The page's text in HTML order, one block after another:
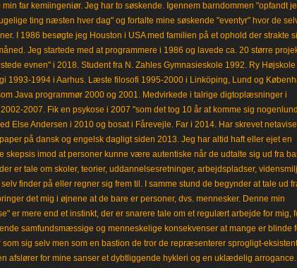
min far kemiingeniør. Jeg har to søskende. Igennem barndommen "opfandt
ting næsten hver dag" og fortalte mine søskende "eventyr" hvor de
I 1986 besøgte jeg Houston i USA med familien på et ophold der strakte
Jeg startede med at programmere i 1986 og lavede ca. 20 større
evnen" i 2018. Student fra N. Zahles Gymnasieskole 1992. Ry
1993-1994 i Aarhus. Læste filosofi 1995-2000 i Linköping, Lund og
Java programmør 2000 og 2001. Medvirkede i talrige digtoplæsninger i
2007. Fik en psykose i 2007 "som det tog 10 år at komme sig
Else Andersen i 2010 og bosat i Fårevejle. Far i 2014. Har skrevet
på dansk og engelsk dagligt siden 2013. Jeg har altid haft eller ejet en
skepsis imod at personer kunne være autentiske når de udtalte sig ud fra
er tale om skoler, teorier, uddannelsesretninger, arbejdspladser,
finder på eller regner sig frem til. I samme stund de begynder at tale ud
det mig i øjnene at de bare er personer, dvs. mennesker. Denne min
er mere end et instinkt, der er snarere tale om et regulært arbejde for mig,
samfundsmæssige og menneskelige konsekvenser at mange er blinde
som sig selv men som en bastion de tror de repræsenterer sprogligt-
afslører for mine sanser et dybtliggende hykleri og en uklædelig